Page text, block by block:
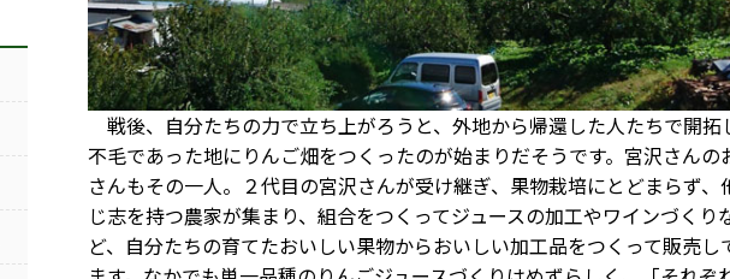
戦後、自分たちの力で立ち上がろうと、外地から帰還した人たちで開拓
不毛であった地にりんご畑をつくったのが始まりだそうです。宮沢さんの
さんもその一人。２代目の宮沢さんが受け継ぎ、果物栽培にとどまらず、
じ志を持つ農家が集まり、組合をつくってジュースの加工やワインづくり
ど、自分たちの育てたおいしい果物からおいしい加工品をつくって販売し